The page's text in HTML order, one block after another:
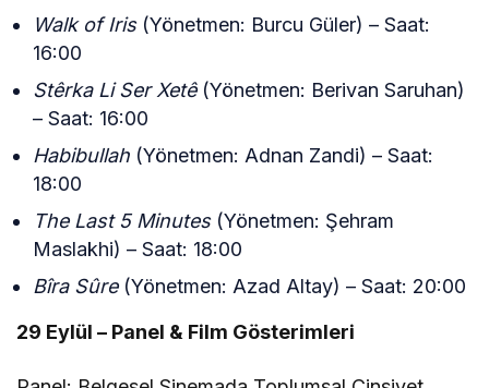
Walk of Iris(Yönetmen: Burcu Güler) – Saat:
16:00
Stêrka Li Ser Xetê(Yönetmen: Berivan Saruhan)
– Saat: 16:00
Habibullah (Yönetmen: Adnan Zandi) – Saat:
18:00
The Last 5 Minutes(Yönetmen: Şehram
Maslakhi) – Saat: 18:00
Bîra Sûre(Yönetmen: Azad Altay) – Saat: 20:00
29 Eylül – Panel & Film Gösterimleri